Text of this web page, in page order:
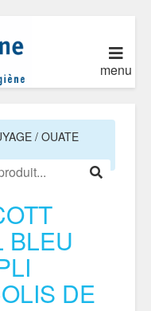
menu
/ OUATE
BLEU
DE